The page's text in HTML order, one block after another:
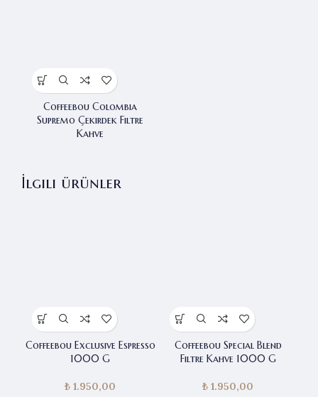
Coffeebou Colombia
Supremo Çekirdek Filtre
Kahve
İlgili ürünler
Coffeebou Exclusive Espresso
1000 G
₺ 1.950,00
Coffeebou Special Blend
Filtre Kahve 1000 G
₺ 1.950,00